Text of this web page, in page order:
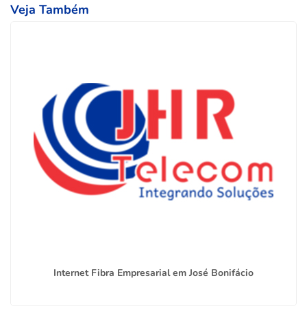
Veja Também
Internet Fibra Empresarial em José Bonifácio